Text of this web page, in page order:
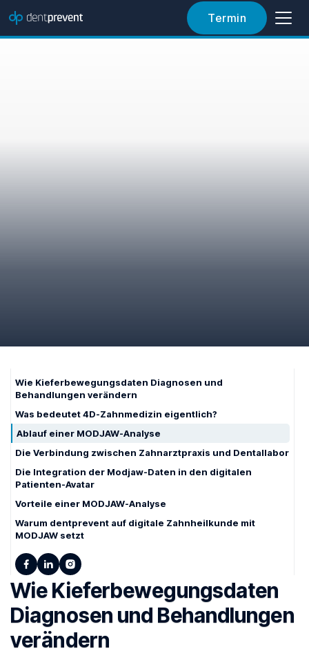
Termin
Wie Kieferbewegungsdaten Diagnosen und
Behandlungen verändern
Was bedeutet 4D-Zahnmedizin eigentlich?
Ablauf einer MODJAW-Analyse
Die Verbindung zwischen Zahnarztpraxis und Dentallabor
Die Integration der Modjaw-Daten in den digitalen
Patienten-Avatar
Vorteile einer MODJAW-Analyse
Warum dentprevent auf digitale Zahnheilkunde mit
MODJAW setzt
Wie Kieferbewegungsdaten
Diagnosen und Behandlungen
verändern